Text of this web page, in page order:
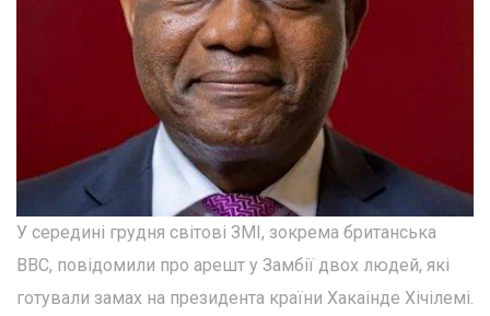
У середині грудня світові ЗМІ, зокрема британська
ВВС, повідомили про арешт у Замбії двох людей, які
готували замах на президента країни Хакаінде Хічілемі.